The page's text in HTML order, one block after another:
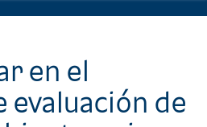
en el
evaluación de